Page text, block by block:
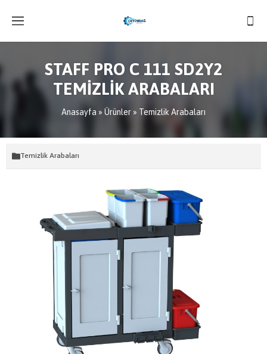
STAFF PRO C 111 SD2Y2
TEMİZLİK ARABALARI
Anasayfa » Ürünler » Temizlik Arabaları
Temizlik Arabaları